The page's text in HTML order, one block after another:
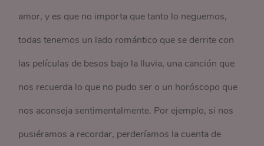
amor, y es que no importa que tanto lo neguemos,
todas tenemos un lado romántico que se derrite con
las películas de besos bajo la lluvia, una canción que
nos recuerda lo que no pudo ser o un horóscopo que
nos aconseja sentimentalmente. Por ejemplo, si nos
pusiéramos a recordar, perderíamos la cuenta de